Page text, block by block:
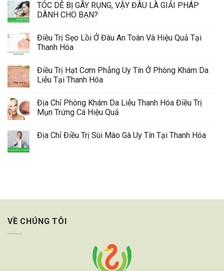
TÓC DỄ BỊ GÃY RỤNG, VẬY ĐÂU LÀ GIẢI PHÁP
DÀNH CHO BẠN?
Điều Trị Sẹo Lồi Ở Đâu An Toàn Và Hiệu Quả Tại
Thanh Hóa
Điều Trị Hạt Cơm Phẳng Uy Tín Ở Phòng Khám Da
Liễu Tại Thanh Hóa
Địa Chỉ Phòng Khám Da Liễu Thanh Hóa Điều Trị
Mụn Trứng Cá Hiệu Quả
Địa Chỉ Điều Trị Sùi Mào Gà Uy Tín Tại Thanh Hóa
VỀ CHÚNG TÔI